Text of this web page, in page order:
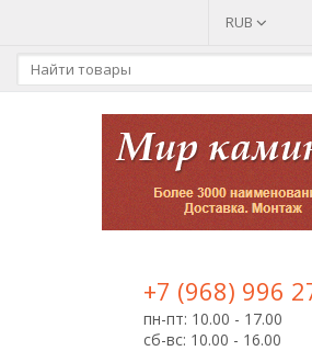
RUB
+7 (968) 996
пн-пт: 10.00 - 17.00
сб-вс: 10.00 - 16.00